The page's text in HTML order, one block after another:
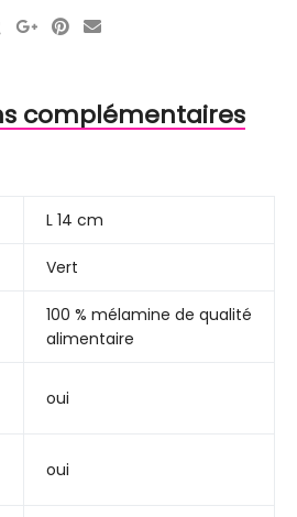
complémentaires
L 14 cm
Vert
100 % mélamine de qualité
alimentaire
oui
oui